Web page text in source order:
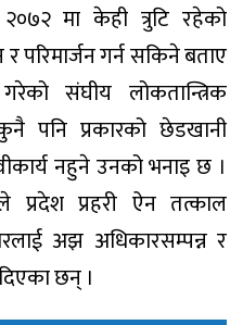
मा केही त्रुटि रहेको
गर्न सकिने बताए
संघीय लोकतान्त्रिक
पनि प्रकारको छेडखानी
नहुने उनको भनाइ छ ।
प्रहरी ऐन तत्काल
अझ अधिकारसम्पन्न र
छन् ।